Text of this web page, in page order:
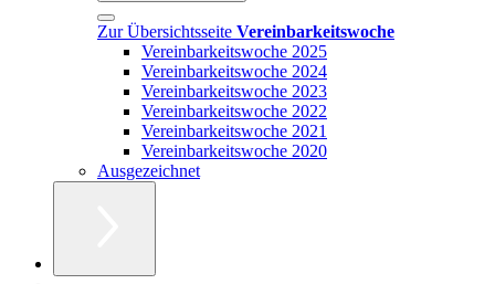
Zur Übersichtsseite Vereinbarkeitswoche
Vereinbarkeitswoche 2025
Vereinbarkeitswoche 2024
Vereinbarkeitswoche 2023
Vereinbarkeitswoche 2022
Vereinbarkeitswoche 2021
Vereinbarkeitswoche 2020
Ausgezeichnet